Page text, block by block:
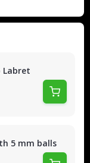
Labret
5 mm balls